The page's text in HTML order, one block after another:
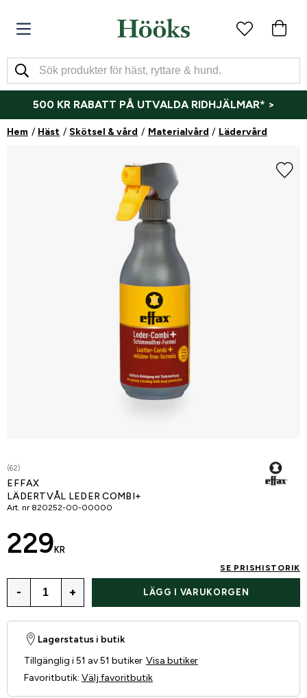
500 KR RABATT PÅ UTVALDA RIDHJÄLMAR* >
Hem Häst Skötsel & vård Materialvård Lädervård
(62)
EFFAX
LÄDERTVÅL LEDER COMBI+
Art. nr 820252-00-00000
229 KR
SE PRISHISTORIK
- + LÄGG I VARUKORGEN
Lagerstatus i butik
Tillgänglig i 51 av 51 butiker Visa butiker
Favoritbutik: Välj favoritbutik